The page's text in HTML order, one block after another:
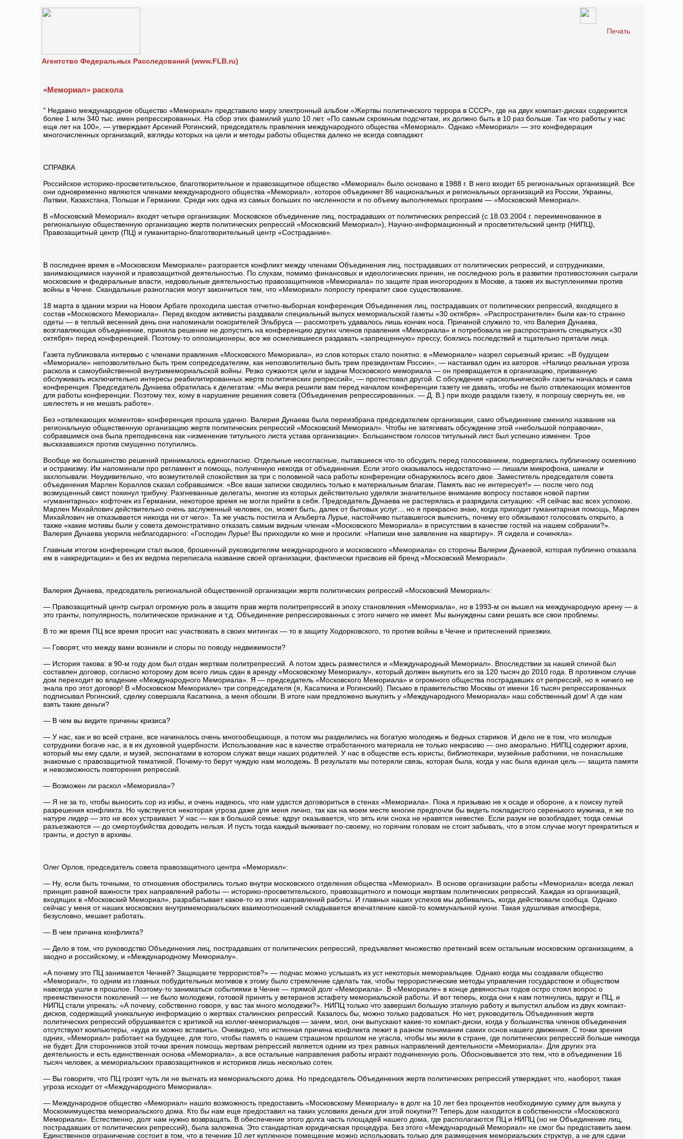
Печать
Агентство Федеральных Расследований (www.FLB.ru)
«Мемориал» раскола
" Недавно международное общество «Мемориал» представило миру электронный альбом «Жертвы политического террора в СССР», где на двух компакт-дисках содержится
более 1 млн 340 тыс. имен репрессированных. На сбор этих фамилий ушло 10 лет. «По самым скромным подсчетам, их должно быть в 10 раз больше. Так что работы у нас
еще лет на 100», — утверждает Арсений Рогинский, председатель правления международного общества «Мемориал». Однако «Мемориал» — это конфедерация
многочисленных организаций, взгляды которых на цели и методы работы общества далеко не всегда совпадают.
СПРАВКА
Российское историко-просветительское, благотворительное и правозащитное общество «Мемориал» было основано в 1988 г. В него входит 65 региональных организаций. Все
они одновременно являются членами международного общества «Мемориал», которое объединяет 86 национальных и региональных организаций из России, Украины,
Латвии, Казахстана, Польши и Германии. Среди них одна из самых больших по численности и по объему выполняемых программ — «Московский Мемориал».
В «Московский Мемориал» входят четыре организации: Московское объединение лиц, пострадавших от политических репрессий (с 18.03.2004 г. переименованное в
региональную общественную организацию жертв политических репрессий «Московский Мемориал»), Научно-информационный и просветительский центр (НИПЦ),
Правозащитный центр (ПЦ) и гуманитарно-благотворительный центр «Сострадание».
В последнее время в «Московском Мемориале» разгорается конфликт между членами Объединения лиц, пострадавших от политических репрессий, и сотрудниками,
занимающимися научной и правозащитной деятельностью. По слухам, помимо финансовых и идеологических причин, не последнюю роль в развитии противостояния сыграли
московские и федеральные власти, недовольные деятельностью правозащитников «Мемориала» по защите прав иногородних в Москве, а также их выступлениями против
войны в Чечне. Скандальные разногласия могут закончиться тем, что «Мемориал» попросту прекратит свое существование.
18 марта в здании мэрии на Новом Арбате проходила шестая отчетно-выборная конференция Объединения лиц, пострадавших от политических репрессий, входящего в
состав «Московского Мемориала». Перед входом активисты раздавали специальный выпуск мемориальской газеты «30 октября». «Распространители» были как-то странно
одеты — в теплый весенний день они напоминали покорителей Эльбруса — рассмотреть удавалось лишь кончик носа. Причиной служило то, что Валерия Дунаева,
возглавляющая объединение, приняла решение не допустить на конференцию других членов правления «Мемориала» и потребовала не распространять спецвыпуск «30
октября» перед конференцией. Поэтому-то оппозиционеры, все же осмелившиеся раздавать «запрещенную» прессу, боялись последствий и тщательно прятали лица.
Газета публиковала интервью с членами правления «Московского Мемориала», из слов которых стало понятно: в «Мемориале» назрел серьезный кризис. «В будущем
«Мемориале» непозволительно быть трем сопредседателям, как непозволительно быть трем президентам России», — настаивал один из авторов. «Налицо реальная угроза
раскола и самоубийственной внутримемориальской войны. Резко сужаются цели и задачи Московского мемориала — он превращается в организацию, призванную
обслуживать исключительно интересы реабилитированных жертв политических репрессий», — протестовал другой. С обсуждения «раскольнической» газеты началась и сама
конференция. Председатель Дунаева обратилась к делегатам: «Мы вчера решили вам перед началом конференции газету не давать, чтобы не было отвлекающих моментов
для работы конференции. Поэтому тех, кому в нарушение решения совета (Объединения репрессированных. — Д. В.) при входе раздали газету, я попрошу свернуть ее, не
шелестеть и не мешать работе».
Без «отвлекающих моментов» конференция прошла удачно. Валерия Дунаева была переизбрана председателем организации, само объединение сменило название на
региональную общественную организацию жертв политических репрессий «Московский Мемориал». Чтобы не затягивать обсуждение этой «небольшой поправочки»,
собравшимся она была преподнесена как «изменение титульного листа устава организации». Большинством голосов титульный лист был успешно изменен. Трое
высказавшихся против смущенно потупились.
Вообще же большинство решений принималось единогласно. Отдельные несогласные, пытавшиеся что-то обсудить перед голосованием, подвергались публичному осмеянию
и остракизму. Им напоминали про регламент и помощь, полученную некогда от объединения. Если этого оказывалось недостаточно — лишали микрофона, шикали и
захлопывали. Неудивительно, что возмутителей спокойствия за три с половиной часа работы конференции обнаружилось всего двое. Заместитель председателя совета
объединения Марлен Кораллов сказал собравшимся: «Все ваши записки сводились только к материальным благам. Память вас не интересует!» — после чего под
возмущенный свист покинул трибуну. Разгневанные делегаты, многие из которых действительно уделяли значительное внимание вопросу поставок новой партии
«гуманитарных» кофточек из Германии, некоторое время не могли прийти в себя. Председатель Дунаева не растерялась и разрядила ситуацию: «Я сейчас вас всех успокою.
Марлен Михайлович действительно очень заслуженный человек, он, может быть, далек от бытовых услуг… но я прекрасно знаю, когда приходит гуманитарная помощь, Марлен
Михайлович не отказывается никогда ни от чего». Та же участь постигла и Альберта Лурье, настойчиво пытавшегося выяснить, почему его обязывают голосовать открыто, а
также «какие мотивы были у совета демонстративно отказать самым видным членам «Московского Мемориала» в присутствии в качестве гостей на нашем собрании?».
Валерия Дунаева укорила неблагодарного: «Господин Лурье! Вы приходили ко мне и просили: «Напиши мне заявление на квартиру». Я сидела и сочиняла».
Главным итогом конференции стал вызов, брошенный руководителям международного и московского «Мемориала» со стороны Валерии Дунаевой, которая публично отказала
им в «аккредитации» и без их ведома переписала название своей организации, фактически присвоив ей бренд «Московский Мемориал».
Валерия Дунаева, председатель региональной общественной организации жертв политических репрессий «Московский Мемориал»:
— Правозащитный центр сыграл огромную роль в защите прав жертв политрепрессий в эпоху становления «Мемориала», но в 1993-м он вышел на международную арену — а
это гранты, популярность, политическое признание и т.д. Объединение репрессированных с этого ничего не имеет. Мы вынуждены сами решать все свои проблемы.
В то же время ПЦ все время просит нас участвовать в своих митингах — то в защиту Ходорковского, то против войны в Чечне и притеснений приезжих.
— Говорят, что между вами возникли и споры по поводу недвижимости?
— История такова: в 90-м году дом был отдан жертвам политрепрессий. А потом здесь разместился и «Международный Мемориал». Впоследствии за нашей спиной был
составлен договор, согласно которому дом всего лишь сдан в аренду «Московскому Мемориалу», который должен выкупить его за 120 тысяч до 2010 года. В противном случае
дом переходит во владение «Международного Мемориала». Я — председатель «Московского Мемориала» и огромного общества пострадавших от репрессий, но я ничего не
знала про этот договор! В «Московском Мемориале» три сопредседателя (я, Касаткина и Рогинский). Письмо в правительство Москвы от имени 16 тысяч репрессированных
подписывал Рогинский, сделку совершала Касаткина, а меня обошли. В итоге нам предложено выкупить у «Международного Мемориала» наш собственный дом! А где нам
взять такие деньги?
— В чем вы видите причины кризиса?
— У нас, как и во всей стране, все начиналось очень многообещающе, а потом мы разделились на богатую молодежь и бедных стариков. И дело не в том, что молодые
сотрудники богаче нас, а в их духовной ущербности. Использование нас в качестве отработанного материала не только некрасиво — оно аморально. НИПЦ содержит архив,
который мы ему сдали, и музей, экспонатами в котором служат вещи наших родителей. У нас в обществе есть юристы, библиотекари, музейные работники, не понаслышке
знакомые с правозащитной тематикой. Почему-то берут чуждую нам молодежь. В результате мы потеряли связь, которая была, когда у нас была единая цель — защита памяти
и невозможность повторения репрессий.
— Возможен ли раскол «Мемориала»?
— Я не за то, чтобы выносить сор из избы, и очень надеюсь, что нам удастся договориться в стенах «Мемориала». Пока я призываю не к осаде и обороне, а к поиску путей
разрешения конфликта. Но чувствуется некоторая угроза даже для меня лично, так как на моем месте многие предпочли бы видеть покладистого серенького мужичка, я же по
натуре лидер — это не всех устраивает. У нас — как в большой семье: вдруг оказывается, что зять или сноха не нравятся невестке. Если разум не возобладает, тогда семьи
разъезжаются — до смертоубийства доводить нельзя. И пусть тогда каждый выживает по-своему, но горячим головам не стоит забывать, что в этом случае могут прекратиться и
гранты, и доступ в архивы.
Олег Орлов, председатель совета правозащитного центра «Мемориал»:
— Ну, если быть точными, то отношения обострились только внутри московского отделения общества «Мемориал». В основе организации работы «Мемориала» всегда лежал
принцип равной важности трех направлений работы — историко-просветительского, правозащитного и помощи жертвам политических репрессий. Каждая из организаций,
входящих в «Московский Мемориал», разрабатывает какое-то из этих направлений работы. И главных наших успехов мы добивались, когда действовали сообща. Однако
сейчас у меня от наших московских внутримемориальских взаимоотношений складывается впечатление какой-то коммунальной кухни. Такая удушливая атмосфера,
безусловно, мешает работать.
— В чем причина конфликта?
— Дело в том, что руководство Объединения лиц, пострадавших от политических репрессий, предъявляет множество претензий всем остальным московским организациям, а
заодно и российскому, и «Международному Мемориалу».
«А почему это ПЦ занимается Чечней? Защищаете террористов?» — подчас можно услышать из уст некоторых мемориальцев. Однако когда мы создавали общество
«Мемориал», то одним из главных побудительных мотивов к этому было стремление сделать так, чтобы террористические методы управления государством и обществом
навсегда ушли в прошлое. Поэтому-то заниматься событиями в Чечне — прямой долг «Мемориала». В «Мемориале» в конце девяностых годов остро стоял вопрос о
преемственности поколений — не было молодежи, готовой принять у ветеранов эстафету мемориальской работы. И вот теперь, когда они к нам потянулись, вдруг и ПЦ, и
НИПЦ стали упрекать: «А почему, собственно говоря, у вас так много молодежи?». НИПЦ только что завершил большую этапную работу и выпустил альбом из двух компакт-
дисков, содержащий уникальную информацию о жертвах сталинских репрессий. Казалось бы, можно только радоваться. Но нет, руководитель Объединения жертв
политических репрессий обрушивается с критикой на коллег-мемориальцев — зачем, мол, они выпускают какие-то компакт-диски, когда у большинства членов объединения
отсутствуют компьютеры, «куда их можно вставить». Очевидно, что истинная причина конфликта лежит в разном понимании самих основ нашего движения. С точки зрения
одних, «Мемориал» работает на будущее, для того, чтобы память о нашем страшном прошлом не угасла, чтобы мы жили в стране, где политических репрессий больше никогда
не будет. Для сторонников этой точки зрения помощь жертвам репрессий является одним из трех равных направлений деятельности «Мемориала». Для других эта
деятельность и есть единственная основа «Мемориала», а все остальные направления работы играют подчиненную роль. Обосновывается это тем, что в объединении 16
тысяч человек, а мемориальских правозащитников и историков лишь несколько сотен.
— Вы говорите, что ПЦ грозят чуть ли не выгнать из мемориальского дома. Но председатель Объединения жертв политических репрессий утверждает, что, наоборот, такая
угроза исходит от «Международного Мемориала».
— Международное общество «Мемориал» нашло возможность предоставить «Московскому Мемориалу» в долг на 10 лет без процентов необходимую сумму для выкупа у
Москомимущества мемориальского дома. Кто бы нам еще предоставил на таких условиях деньги для этой покупки?! Теперь дом находится в собственности «Московского
Мемориала». Естественно, долг нам нужно возвращать. В обеспечение этого долга часть площадей нашего дома, где располагаются ПЦ и НИПЦ (но не Объединение лиц,
пострадавших от политических репрессий), была заложена. Это стандартная юридическая процедура. Без этого «Международный Мемориал» не смог бы предоставить заем.
Единственное ограничение состоит в том, что в течение 10 лет купленное помещение можно использовать только для размещения мемориальских структур, а не для сдачи